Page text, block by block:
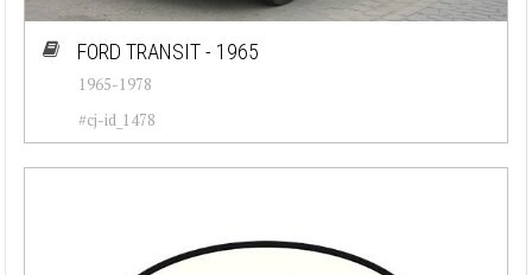
FORD TRANSIT - 1965
1965-1978
#cj-id_1478